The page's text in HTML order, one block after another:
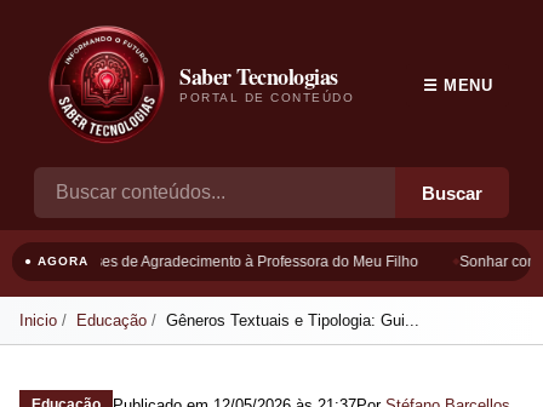
Saber Tecnologias
PORTAL DE CONTEÚDO
Buscar
☰ MENU
● AGORAFrases de Agradecimento à Professora do Meu Filho Sonhar com
Inicio Educação Gêneros Textuais e Tipologia: Gui...